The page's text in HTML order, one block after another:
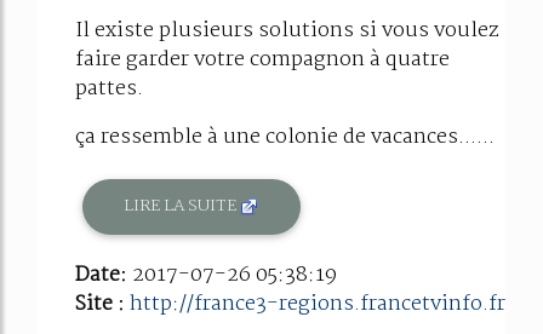
Il existe plusieurs solutions si vous voulez
faire garder votre compagnon à quatre
pattes.
ça ressemble à une colonie de vacances......
LIRE LA SUITE
Date: 2017-07-26 05:38:19
Site : http://france3-regions.francetvinfo.fr